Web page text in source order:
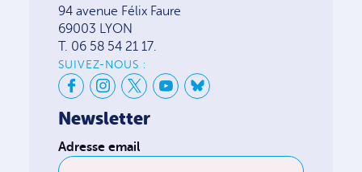
94 avenue Félix Faure
69003 LYON
T. 06 58 54 21 17.
SUIVEZ-NOUS :
Newsletter
Adresse email